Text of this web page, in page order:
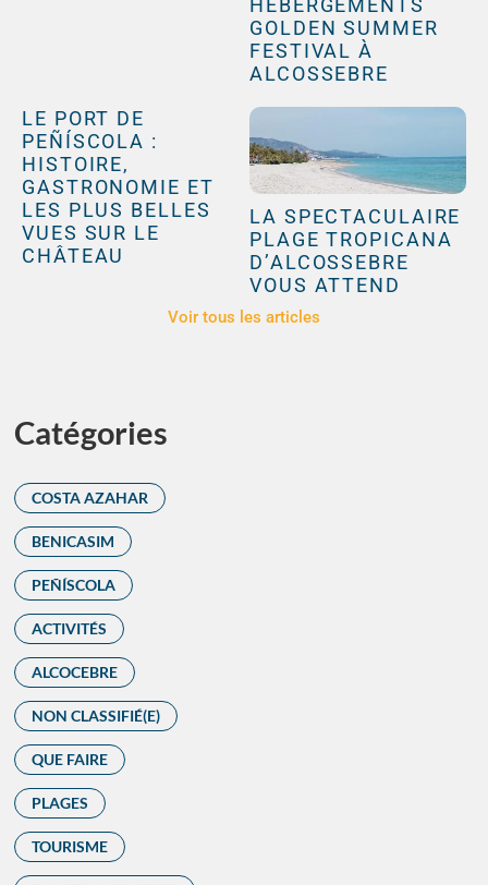
HÉBERGEMENTS
GOLDEN SUMMER
FESTIVAL À
ALCOSSEBRE
LE PORT DE
PEÑÍSCOLA :
HISTOIRE,
GASTRONOMIE ET
LES PLUS BELLES
VUES SUR LE
CHÂTEAU
LA SPECTACULAIRE
PLAGE TROPICANA
D’ALCOSSEBRE
VOUS ATTEND
Voir tous les articles
Catégories
COSTA AZAHAR
BENICASIM
PEÑÍSCOLA
ACTIVITÉS
ALCOCEBRE
NON CLASSIFIÉ(E)
QUE FAIRE
PLAGES
TOURISME